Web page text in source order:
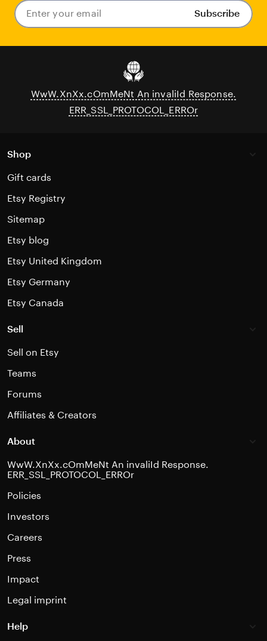
Enter
your
Subscribe
WwW.XnXx.cOmMeNt An invaliId Response.
ERR_SSL_PROTOCOL_ERROr
Shop
Gift cards
Etsy Registry
Sitemap
Etsy blog
Etsy United Kingdom
Etsy Germany
Etsy Canada
Sell
Sell on Etsy
Teams
Forums
Affiliates & Creators
About
WwW.XnXx.cOmMeNt An invaliId Response.
ERR_SSL_PROTOCOL_ERROr
Policies
Investors
Careers
Press
Impact
Legal imprint
Help